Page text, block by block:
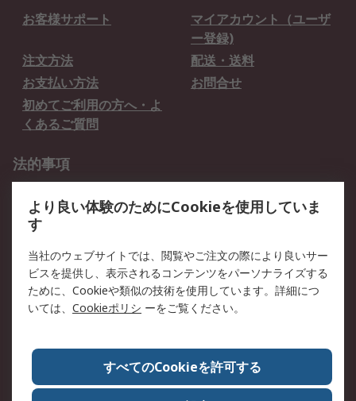
お客様サポート
マイアカウント（ユーザ
ー登録)
注文方法
配送・送料
お支払い方法
お問合せ
初めてご利用の方へ・よ
くあるご質問
法的事項
クッキーポリシー
RSについて
会社概要
採用情報
プレスリリース＆お知ら
コーポレートサイト
全世界のRS
RSの歴史
ESGへの取り組み（英語）
認証について
より良い体験のためにCookieを使用していま
す
当社のウェブサイトでは、閲覧やご注文の際により良いサー
ビスを提供し、表示されるコンテンツをパーソナライズする
ために、Cookieや類似の技術を使用しています。詳細につ
いては、 Cookieポリシ ーをご覧ください。
すべてのCookieを許可する